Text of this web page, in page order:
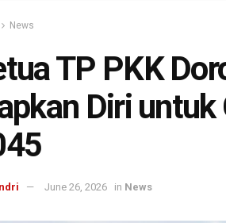
News
TP PKK
Diri untuk
June 26, 2026 in News